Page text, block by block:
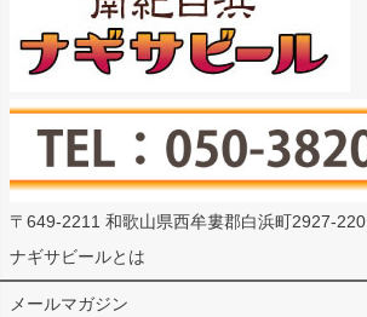
〒649-2211 和歌山県西牟婁郡白浜町2927-220
ナギサビールとは
メールマガジン